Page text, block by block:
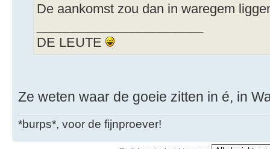
De aankomst zou dan in waregem
DE LEUTE
Ze weten waar de goeie zitten in é, in
*burps*, voor de fijnproever!